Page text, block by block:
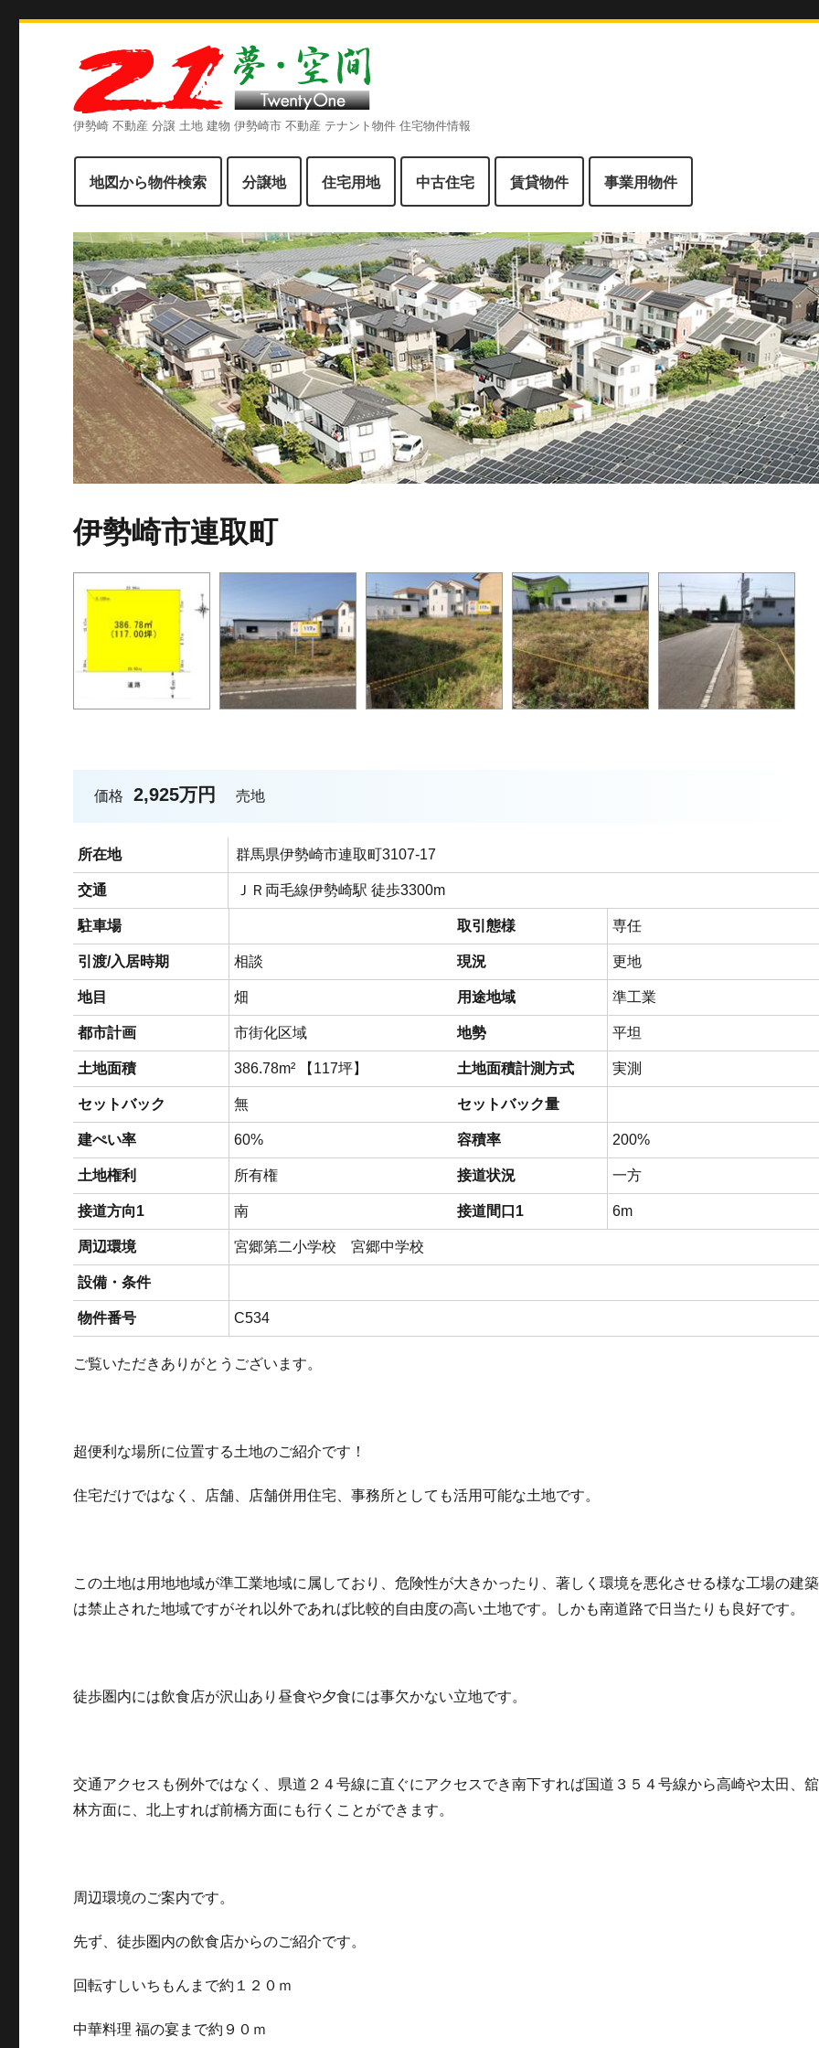
伊勢崎 不動産 分譲 土地 建物 伊勢崎市 不動産 テナント物件 住宅物件情報
地図から物件検索 分譲地 住宅用地 中古住宅 賃貸物件 事業用物件
伊勢崎市連取町
価格 2,925万円 売地
所在地 群馬県伊勢崎市連取町3107-17
交通 ＪＲ両毛線伊勢崎駅 徒歩3300m
駐車場 取引態様 専任
引渡/入居時期 相談 現況 更地
地目 畑 用途地域 準工業
都市計画 市街化区域 地勢 平坦
土地面積 386.78m² 【117坪】 土地面積計測方式 実測
セットバック 無 セットバック量
建ぺい率 60% 容積率 200%
土地権利 所有権 接道状況 一方
接道方向1 南 接道間口1 6m
周辺環境 宮郷第二小学校 宮郷中学校
設備・条件
物件番号 C534
ご覧いただきありがとうございます。
超便利な場所に位置する土地のご紹介です！
住宅だけではなく、店舗、店舗併用住宅、事務所としても活用可能な土地です。
この土地は用地地域が準工業地域に属しており、危険性が大きかったり、著しく環境を悪化させる様な工場の建築
は禁止された地域ですがそれ以外であれば比較的自由度の高い土地です。しかも南道路で日当たりも良好です。
徒歩圏内には飲食店が沢山あり昼食や夕食には事欠かない立地です。
交通アクセスも例外ではなく、県道２４号線に直ぐにアクセスでき南下すれば国道３５４号線から高崎や太田、舘
林方面に、北上すれば前橋方面にも行くことができます。
周辺環境のご案内です。
先ず、徒歩圏内の飲食店からのご紹介です。
回転すしいちもんまで約１２０ｍ
中華料理 福の宴まで約９０ｍ